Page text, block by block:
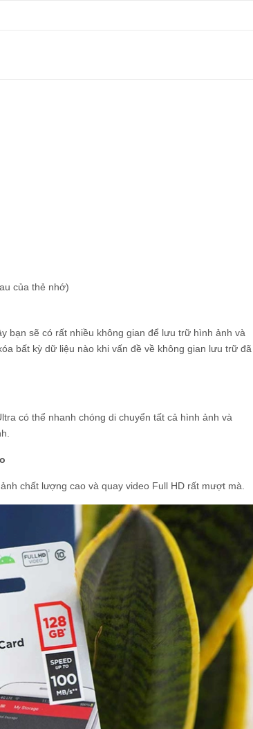
của thẻ nhớ)
bạn sẽ có rất nhiều không gian để lưu trữ hình ảnh và
bất kỳ dữ liệu nào khi vấn đề về không gian lưu trữ đã
có thể nhanh chóng di chuyển tất cả hình ảnh và
chất lượng cao và quay video Full HD rất mượt mà.